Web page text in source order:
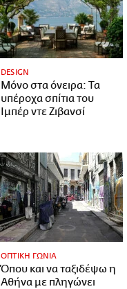
DESIGN
Μόνο στα όνειρα: Τα
υπέροχα σπίτια του
Ιμπέρ ντε Ζιβανσί
ΟΠΤΙΚΗ ΓΩΝΙΑ
Όπου και να ταξιδέψω η
Αθήνα με πληγώνει